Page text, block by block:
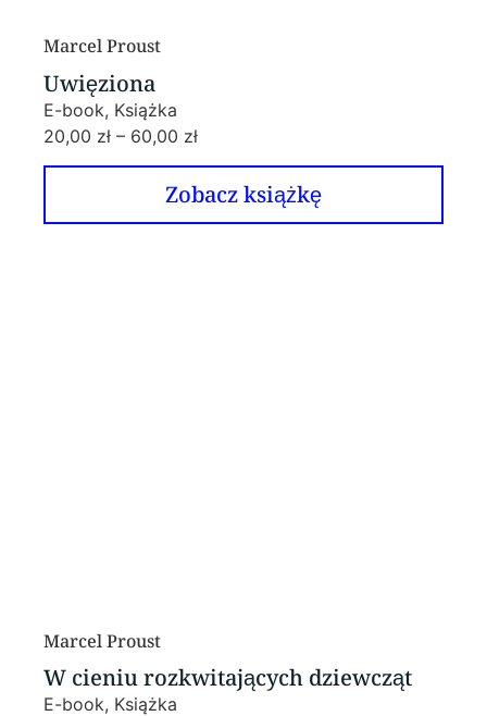
Marcel Proust
Uwięziona
E-book, Książka
20,00 zł – 60,00 zł
Zobacz książkę
Marcel Proust
W cieniu rozkwitających dziewcząt
E-book, Książka